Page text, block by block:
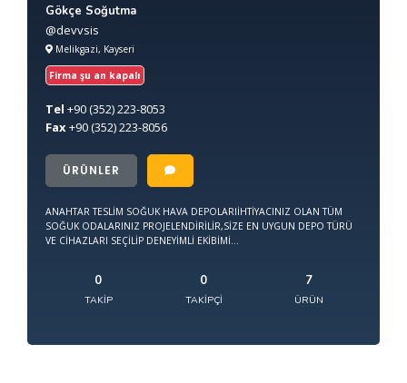
Gökçe Soğutma
@devvsis
Melikgazi, Kayseri
Firma şu an kapalı
Tel +90(352) 223-8053
Fax+90(352) 223-8056
ÜRÜNLER
ANAHTAR TESLİM SOĞUK HAVA DEPOLARIİHTİYACINIZ OLAN TÜM
SOĞUK ODALARINIZ PROJELENDİRİLİR,SİZE EN UYGUN DEPO TÜRÜ
VE CİHAZLARI SEÇİLİP DENEYİMLİ EKİBİMİ...
0
TAKIP
0
TAKIPÇI
7
ÜRÜN